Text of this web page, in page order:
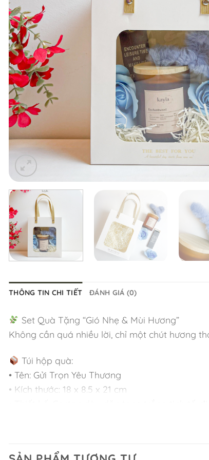
THÔNG TIN CHI TIẾT ĐÁNH GIÁ (0)
Set Quà Tặng “Gió Nhẹ & Mùi Hương”
Không cần quá nhiều lời, chỉ một chút hương
Túi hộp quà:
• Tên: Gửi Trọn Yêu Thương
• Kích thước: 18 x 8.5 x 21 cm
• Thiết kế: Carton dày dặn tone trắng tinh tế,